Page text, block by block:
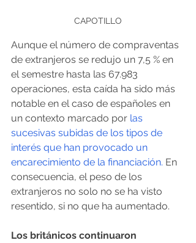
CAPOTILLO
Aunque el número de compraventas
de extranjeros se redujo un 7,5 % en
el semestre hasta las 67.983
operaciones, esta caída ha sido más
notable en el caso de españoles en
un contexto marcado por las
sucesivas subidas de los tipos de
interés que han provocado un
encarecimiento de la financiación. En
consecuencia, el peso de los
extranjeros no solo no se ha visto
resentido, si no que ha aumentado.
Los británicos continuaron